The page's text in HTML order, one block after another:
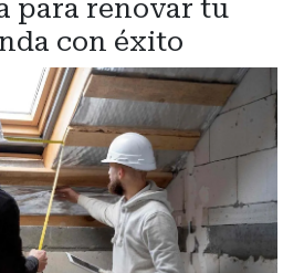
para renovar tu
con éxito